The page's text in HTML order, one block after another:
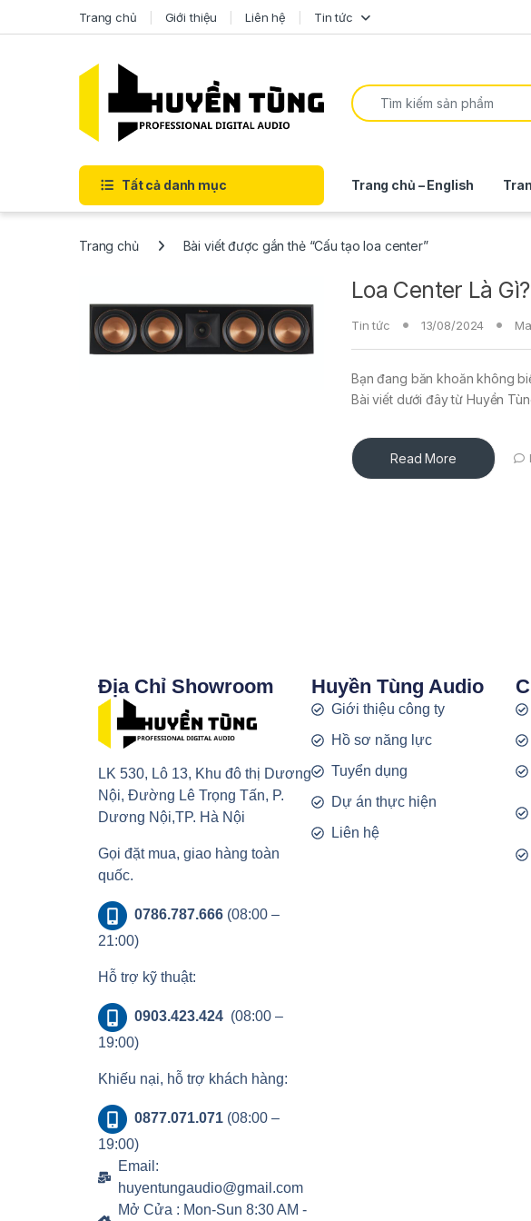
Trang chủ Giới thiệu Liên hệ Tin tức
Tất cả danh mục Trang chủ – English
Trang chủ Bài viết được gắn thẻ “Cấu tạo loa center”
Loa Center Là
Tin tức 13/08/2024
Bạn đang băn khoăn không
Bài viết dưới đây từ Huyền
Read More
Địa Chỉ Showroom
LK 530, Lô 13, Khu đô thị Dương
Nội, Đường Lê Trọng Tấn, P.
Dương Nội,TP. Hà Nội
Gọi đặt mua, giao hàng toàn
quốc.
0786.787.666(08:00 –
21:00)
Hỗ trợ kỹ thuật:
0903.423.424 (08:00 –
19:00)
Khiếu nại, hỗ trợ khách hàng:
0877.071.071(08:00 –
19:00)
Email:
huyentungaudio@gmail.com
Mở Cửa : Mon-Sun 8:30 AM -
Huyền Tùng Audio
Giới thiệu công ty
Hồ sơ năng lực
Tuyển dụng
Dự án thực hiện
Liên hệ